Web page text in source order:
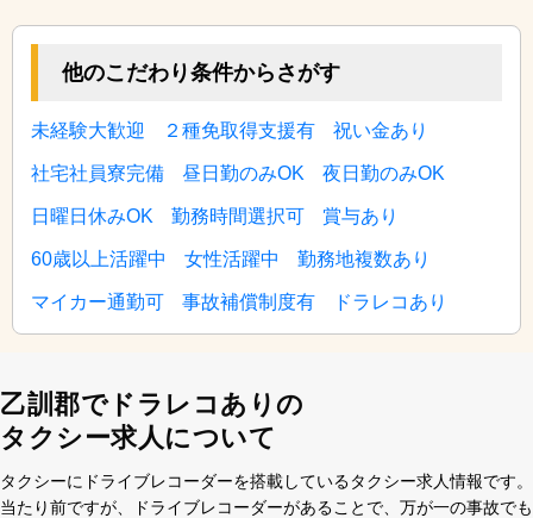
他のこだわり条件からさがす
未経験大歓迎 ２種免取得支援有 祝い金あり
社宅社員寮完備 昼日勤のみOK 夜日勤のみOK
日曜日休みOK 勤務時間選択可 賞与あり
60歳以上活躍中 女性活躍中 勤務地複数あり
マイカー通勤可 事故補償制度有 ドラレコあり
乙訓郡でドラレコありの
タクシー求人について
タクシーにドライブレコーダーを搭載しているタクシー求⼈情報です。
当たり前ですが、ドライブレコーダーがあることで、万が⼀の事故でも